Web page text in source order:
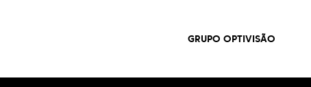
GRUPO OPTIVISÃO